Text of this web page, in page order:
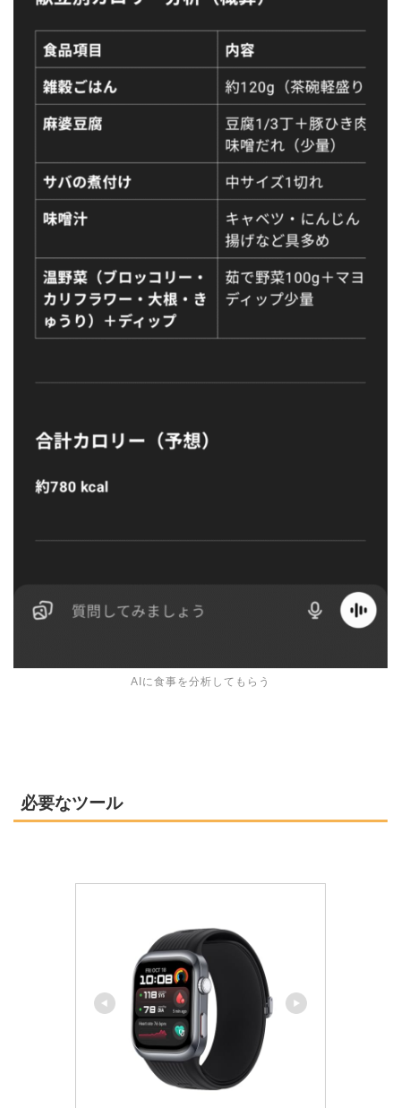
AIに食事を分析してもらう
必要なツール